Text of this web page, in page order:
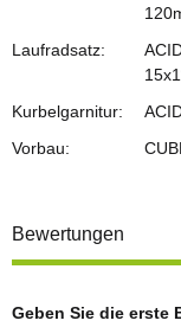
Laufradsatz:
Kurbelgarnitur:
Vorbau:
Bewertungen
Geben Sie die erste